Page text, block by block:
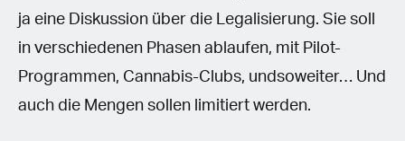
ja eine Diskussion über die Legalisierung. Sie soll
in verschiedenen Phasen ablaufen, mit Pilot-
Programmen, Cannabis-Clubs, undsoweiter… Und
auch die Mengen sollen limitiert werden.